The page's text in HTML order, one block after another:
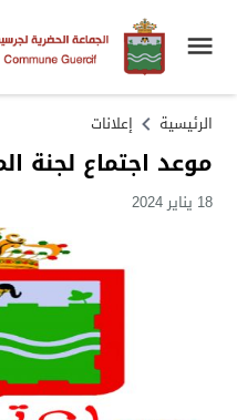
الرئيسية إعلانات
موعد اجتماع لجنة
18 يناير 2024